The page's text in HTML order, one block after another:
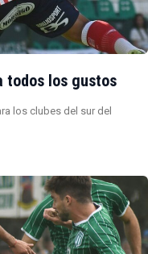
todos los gustos
los clubes del sur del